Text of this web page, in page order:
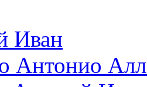
Иван
Антонио